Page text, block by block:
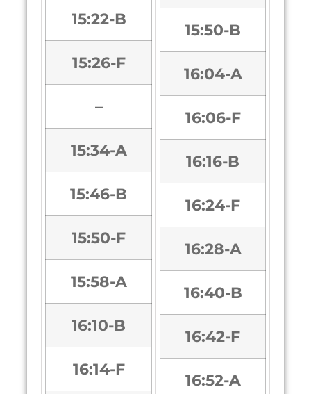
15:22-B
15:26-F
–
15:34-A
15:46-B
15:50-F
15:58-A
16:10-B
16:14-F
15:50-B
16:04-A
16:06-F
16:16-B
16:24-F
16:28-A
16:40-B
16:42-F
16:52-A